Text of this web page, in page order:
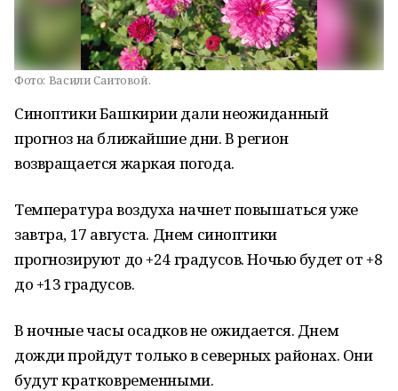
Фото: Васили Саитовой.
Синоптики Башкирии дали неожиданный
прогноз на ближайшие дни. В регион
возвращается жаркая погода.
Температура воздуха начнет повышаться уже
завтра, 17 августа. Днем синоптики
прогнозируют до +24 градусов. Ночью будет от +8
до +13 градусов.
В ночные часы осадков не ожидается. Днем
дожди пройдут только в северных районах. Они
будут кратковременными.